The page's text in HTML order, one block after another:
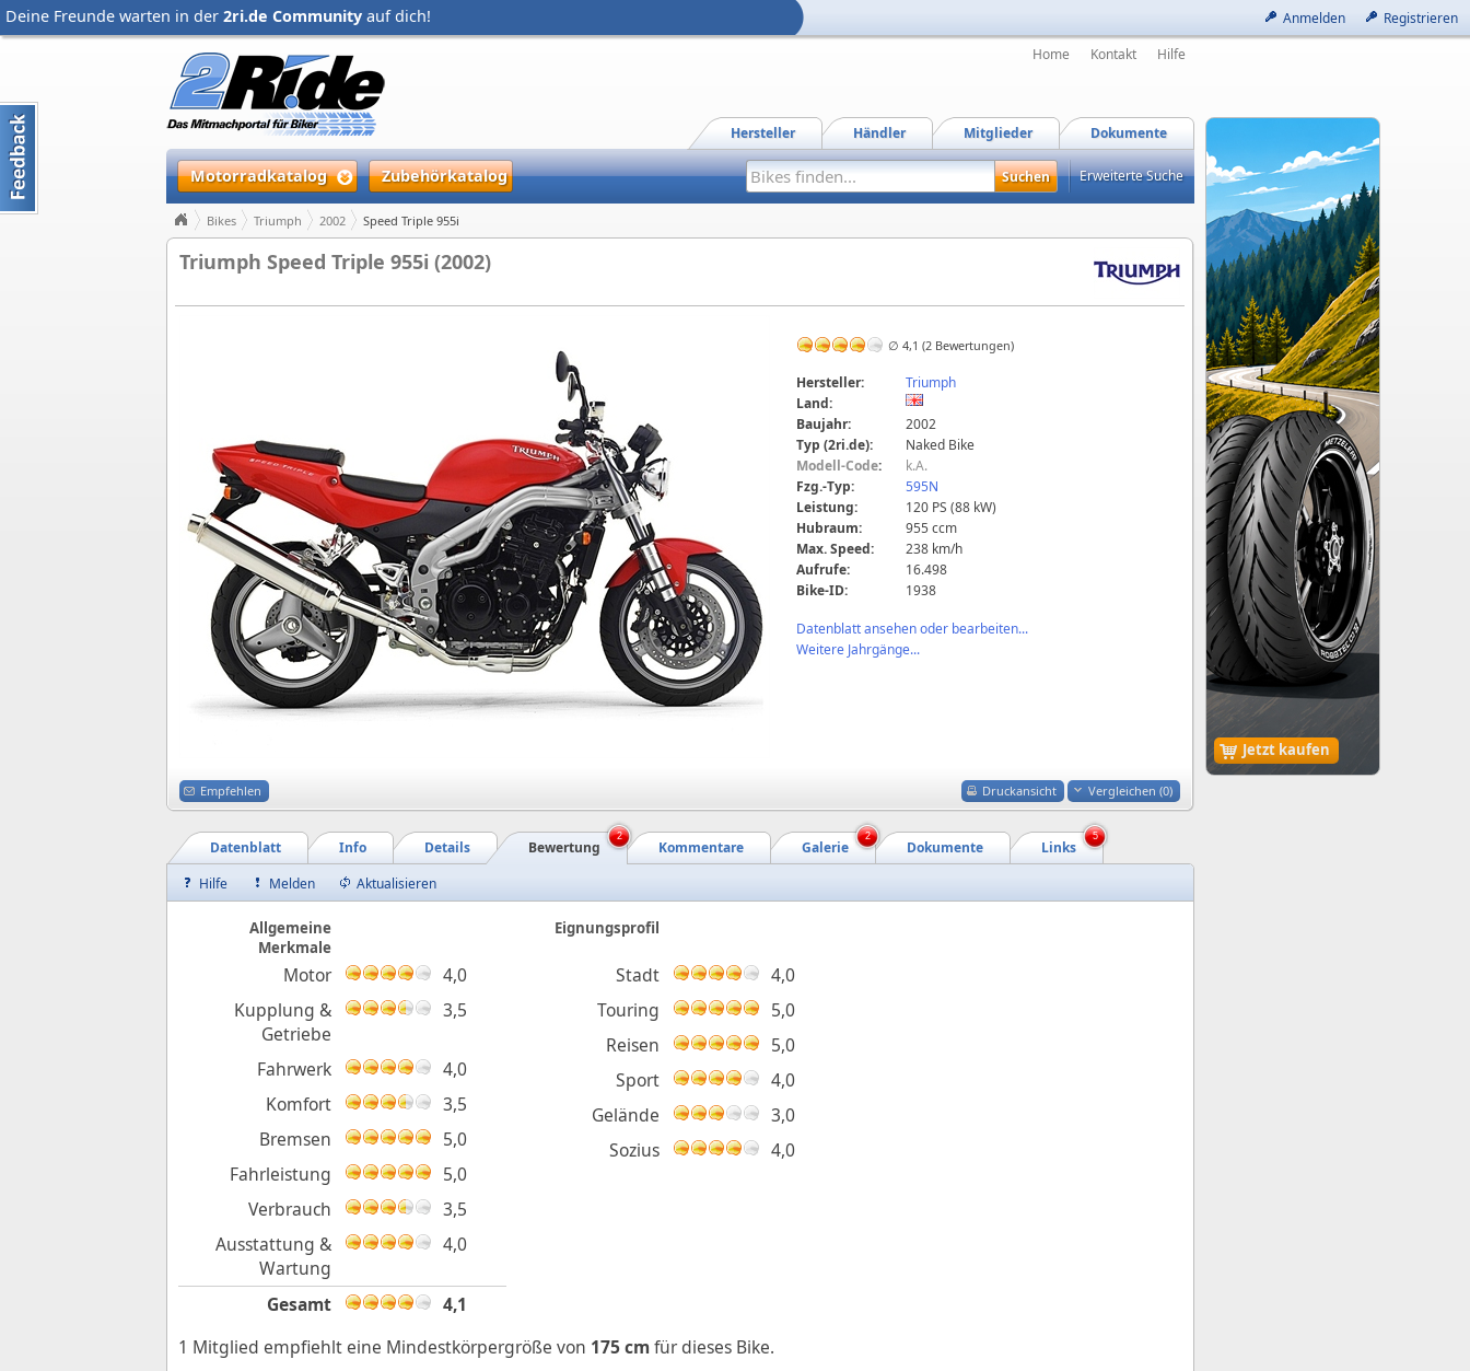
Anmelden Registrieren
Deine Freunde warten in der 2ri.de Community auf dich!
Jetzt kaufen
Home Kontakt Hilfe
Dokumente
Mitglieder
Händler
Hersteller
Motorradkatalog Zubehörkatalog Erweiterte Suche
Bikes Triumph 2002 Speed Triple 955i
Triumph Speed Triple 955i (2002)
∅ 4,1 (2 Bewertungen)
Hersteller:
Triumph
Land:
Baujahr:
2002
Typ (2ri.de):
Naked Bike
Modell-Code:
k.A.
Fzg.-Typ:
595N
Leistung:
120 PS (88 kW)
Hubraum:
955 ccm
Max. Speed:
238 km/h
Aufrufe:
16.498
Bike-ID:
1938
Datenblatt ansehen oder bearbeiten...
Weitere Jahrgänge...
Druckansicht Vergleichen (0)
Empfehlen
Links
Dokumente
Galerie
Kommentare
Bewertung
Details
Info
Datenblatt
2 2 5
Hilfe Melden Aktualisieren
Allgemeine
Merkmale
Eignungsprofil
Motor
4,0
Kupplung &
Getriebe
3,5
Fahrwerk
4,0
Komfort
3,5
Bremsen
5,0
Fahrleistung
5,0
Verbrauch
3,5
Ausstattung &
Wartung
4,0
Gesamt 4,1
Stadt
4,0
Touring
5,0
Reisen
5,0
Sport
4,0
Gelände
3,0
Sozius
4,0
1 Mitglied empfiehlt eine Mindestkörpergröße von 175 cmfür dieses Bike.